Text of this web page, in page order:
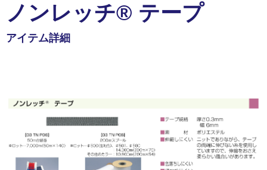
ノンレッチ® テープ
アイテム詳細